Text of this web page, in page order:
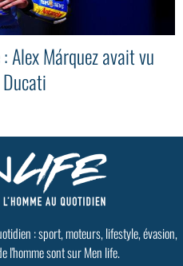
#15
Alex Márquez avait vu
: sport, moteurs, lifestyle, évasion,
l'homme sont sur Men life.